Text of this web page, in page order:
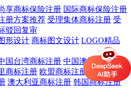
享商标保险注册 国际商标保险注册
册方案推荐 受理集体商标注册 受
驳回复审
形设计 商标图文设计 LOGO精品
国台湾商标注册 中国澳门商标注册
商标注册 欧盟商标注册
英国商标
澳大利亚商标注册 韩国商标注册